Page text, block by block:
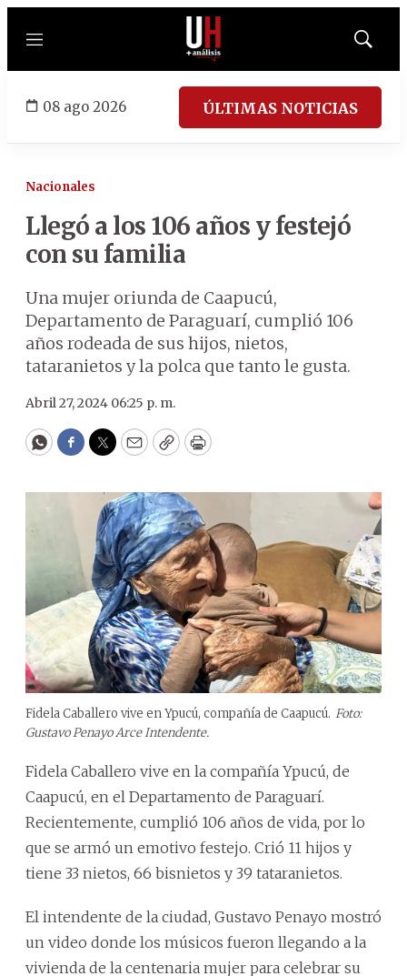
Menú
Mostrar
08 ago 2026 ÚLTIMAS NOTICIAS
Nacionales
Llegó a los 106 años y festejó
con su familia
Una mujer oriunda de Caapucú,
Departamento de Paraguarí, cumplió 106
años rodeada de sus hijos, nietos,
tataranietos y la polca que tanto le gusta.
Abril 27, 2024 06:25 p. m.
WhatsApp
Facebook
Twitter
EmailCopyPrint
Fidela Caballero vive en Ypucú, compañía de Caapucú. Foto:
Gustavo Penayo Arce Intendente.
Fidela Caballero vive en la compañía Ypucú, de
Caapucú, en el Departamento de Paraguarí.
Recientemente, cumplió 106 años de vida, por lo
que se armó un emotivo festejo. Crió 11 hijos y
tiene 33 nietos, 66 bisnietos y 39 tataranietos.
El intendente de la ciudad, Gustavo Penayo mostró
un video donde los músicos fueron llegando a la
vivienda de la centenaria mujer para celebrar su